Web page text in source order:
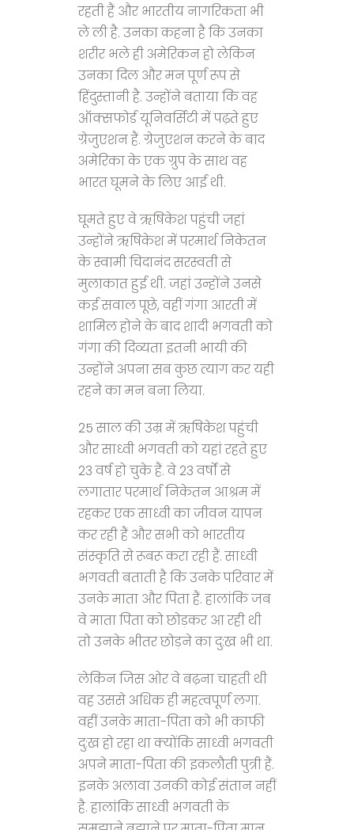
रहती हैं और भारतीय नागरिकता भी
ले ली है. उनका कहना है कि उनका
शरीर भले ही अमेरिकन हो लेकिन
उनका दिल और मन पूर्ण रूप से
हिंदुस्तानी है. उन्होंने बताया कि वह
ऑक्सफोर्ड यूनिवर्सिटी में पढ़ते हुए
ग्रेजुएशन हैं. ग्रेजुएशन करने के बाद
अमेरिका के एक ग्रुप के साथ वह
भारत घूमने के लिए आई थी.
घूमते हुए वे ऋषिकेश पहुंची जहां
उन्होंने ऋषिकेश में परमार्थ निकेतन
के स्वामी चिदानंद सरस्वती से
मुलाकात हुई थी. जहां उन्होंने उनसे
कई सवाल पूछे, वहीं गंगा आरती में
शामिल होने के बाद शादी भगवती को
गंगा की दिव्यता इतनी भायी की
उन्होंने अपना सब कुछ त्याग कर यही
रहने का मन बना लिया.
25 साल की उम्र में ऋषिकेश पहुंची
और साध्वी भगवती को यहां रहते हुए
23 वर्ष हो चुके हैं. वे 23 वर्षों से
लगातार परमार्थ निकेतन आश्रम में
रहकर एक साध्वी का जीवन यापन
कर रही हैं और सभी को भारतीय
संस्कृति से रूबरू करा रही हैं. साध्वी
भगवती बताती है कि उनके परिवार में
उनके माता और पिता हैं. हालांकि जब
वे माता पिता को छोड़कर आ रही थी
तो उनके भीतर छोड़ने का दु:ख भी था.
लेकिन जिस ओर वे बढ़ना चाहती थी
वह उससे अधिक ही महत्वपूर्ण लगा.
वहीं उनके माता-पिता को भी काफी
दु:ख हो रहा था क्योंकि साध्वी भगवती
अपने माता-पिता की इकलौती पुत्री हैं.
इनके अलावा उनकी कोई संतान नहीं
है. हालांकि साध्वी भगवती के